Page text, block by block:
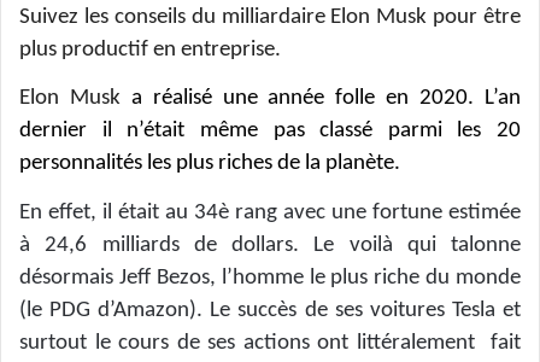
r
Suivez les conseils du milliardaire Elon Musk pour être
plus productif en entreprise.
Elon Muska réalisé une année folle en 2020. L’an
dernier il n’était même pas classé parmi les 20
personnalités les plus riches de la planète.
En effet, il était au 34è rang avec une fortune estimée
à 24,6 milliards de dollars. Le voilà qui talonne
désormais Jeff Bezos, l’homme le plus riche du monde
(le PDG d’Amazon). Le succès de ses voitures Tesla et
surtout le cours de ses actions ont littéralement fait